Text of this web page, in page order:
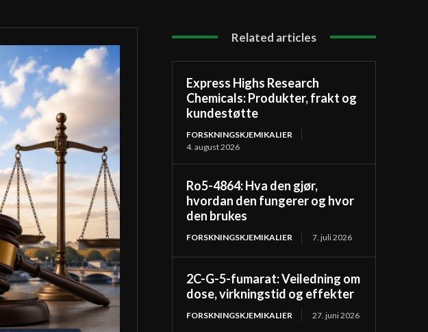
Related articles
Express Highs Research
Chemicals: Produkter, frakt og
kundestøtte
FORSKNINGSKJEMIKALIER
4. august 2026
Ro5-4864: Hva den gjør,
hvordan den fungerer og hvor
den brukes
FORSKNINGSKJEMIKALIER 7. juli 2026
2C-G-5-fumarat: Veiledning om
dose, virkningstid og effekter
FORSKNINGSKJEMIKALIER 27. juni 2026